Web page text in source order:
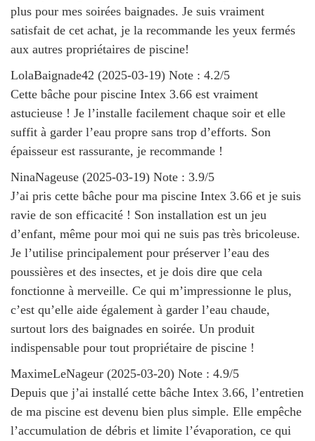
plus pour mes soirées baignades. Je suis vraiment
satisfait de cet achat, je la recommande les yeux fermés
aux autres propriétaires de piscine!
LolaBaignade42 (2025-03-19) Note : 4.2/5
Cette bâche pour piscine Intex 3.66 est vraiment
astucieuse ! Je l’installe facilement chaque soir et elle
suffit à garder l’eau propre sans trop d’efforts. Son
épaisseur est rassurante, je recommande !
NinaNageuse (2025-03-19) Note : 3.9/5
J’ai pris cette bâche pour ma piscine Intex 3.66 et je suis
ravie de son efficacité ! Son installation est un jeu
d’enfant, même pour moi qui ne suis pas très bricoleuse.
Je l’utilise principalement pour préserver l’eau des
poussières et des insectes, et je dois dire que cela
fonctionne à merveille. Ce qui m’impressionne le plus,
c’est qu’elle aide également à garder l’eau chaude,
surtout lors des baignades en soirée. Un produit
indispensable pour tout propriétaire de piscine !
MaximeLeNageur (2025-03-20) Note : 4.9/5
Depuis que j’ai installé cette bâche Intex 3.66, l’entretien
de ma piscine est devenu bien plus simple. Elle empêche
l’accumulation de débris et limite l’évaporation, ce qui